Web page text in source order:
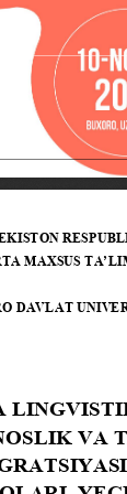
MAXSUS TA’
DAVLAT
VA